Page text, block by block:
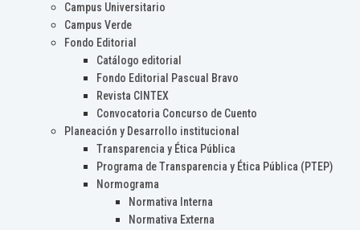
Campus Universitario
Campus Verde
Fondo Editorial
Catálogo editorial
Fondo Editorial Pascual Bravo
Revista CINTEX
Convocatoria Concurso de Cuento
Planeación y Desarrollo institucional
Transparencia y Ética Pública
Programa de Transparencia y Ética Pública (PTEP)
Normograma
Normativa Interna
Normativa Externa